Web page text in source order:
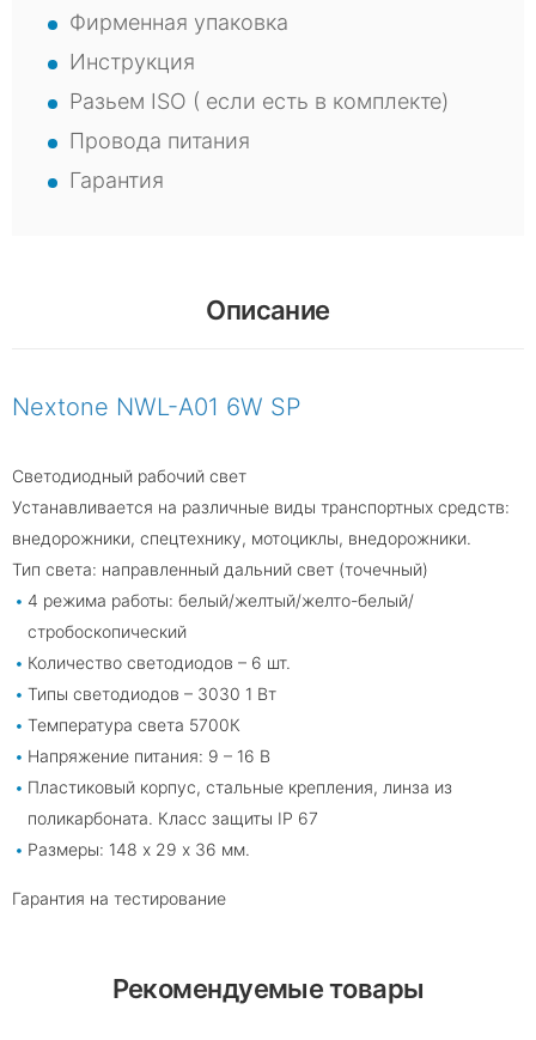
Фирменная упаковка
Инструкция
Разьем ISO ( если есть в комплекте)
Провода питания
Гарантия
Описание
Nextone NWL-A01 6W SP
Светодиодный рабочий свет
Устанавливается на различные виды транспортных средств:
внедорожники, спецтехнику, мотоциклы, внедорожники.
Тип света: направленный дальний свет (точечный)
4 режима работы: белый/желтый/желто-белый/
стробоскопический
Количество светодиодов – 6 шт.
Типы светодиодов – 3030 1 Вт
Температура света 5700К
Напряжение питания: 9 – 16 В
Пластиковый корпус, стальные крепления, линза из
поликарбоната. Класс защиты IP 67
Размеры: 148 х 29 х 36 мм.
Гарантия на тестирование
Рекомендуемые товары